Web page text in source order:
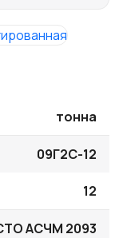
тонна
09Г2С-12
12
АСЧМ 2093